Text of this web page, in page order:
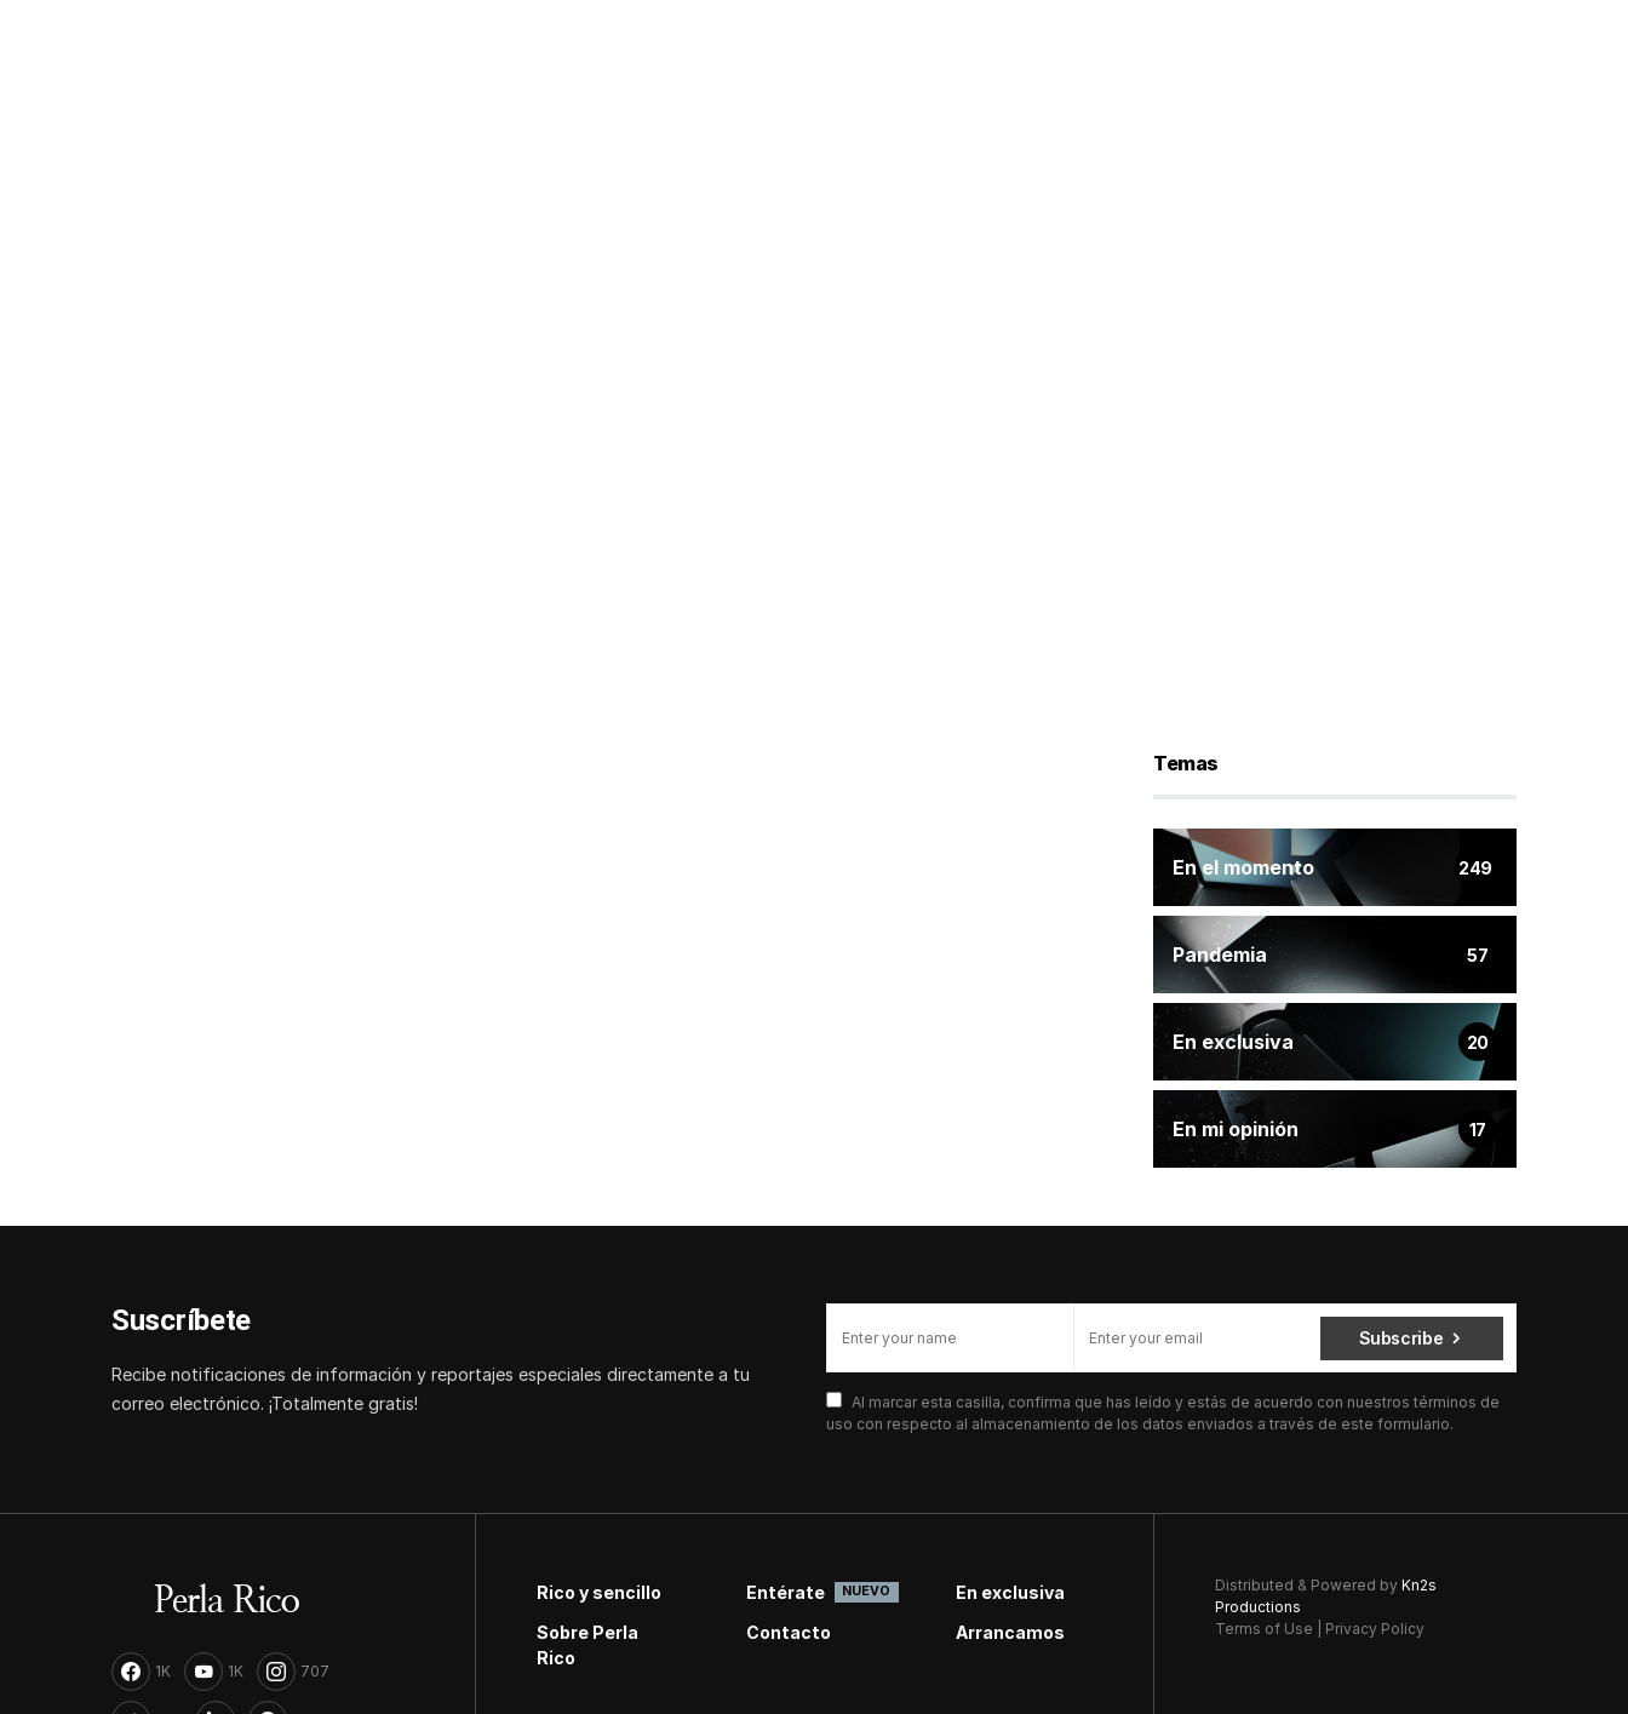
Temas
En el momento 249
Pandemia 57
En exclusiva 20
En mi opinión 17
Suscríbete
Recibe notificaciones de información y reportajes especiales directamente a tu
correo electrónico. ¡Totalmente gratis!
Subscribe
Al marcar esta casilla, confirma que has leído y estás de acuerdo con nuestros términos de
uso con respecto al almacenamiento de los datos enviados a través de este formulario.
1K 1K 707
Rico y sencillo Entérate NUEVO
En exclusiva
Sobre Perla
Rico
Contacto Arrancamos
Distributed & Powered by Kn2s
Productions
Terms of Use
Privacy Policy